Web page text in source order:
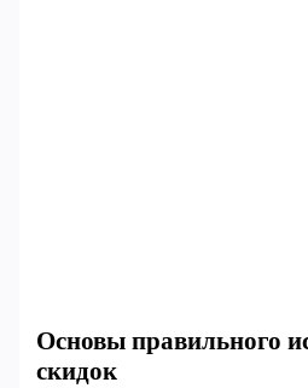
Основы правильного
скидок